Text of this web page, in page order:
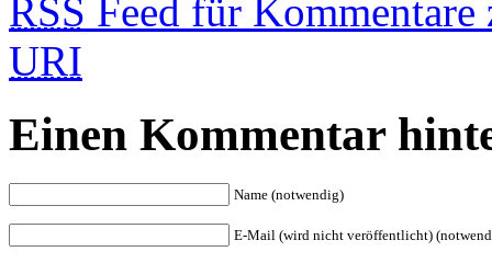
RSS Feed für
URI
Einen Kommentar
Name (notwendig)
E-Mail (wird nicht veröffentlicht)